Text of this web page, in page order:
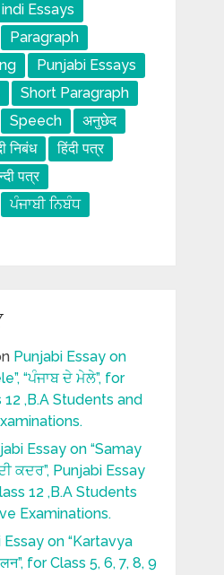
indi Essays
Paragraph
Punjabi Essays
Short Paragraph
Speech
अनुछेद
निबंध
हिंदी पत्र
पत्र
ਪੰਜਾਬੀ ਨਿਬੰਧ
Punjabi Essay on
“ਪੰਜਾਬ ਦੇ ਮੇਲੇ”, for
12 ,B.A Students and
Essay on “Samay
ਕਦਰ”, Punjabi Essay
12 ,B.A Students
Examinations.
Essay on “Kartavya
for Class 5, 6, 7, 8, 9